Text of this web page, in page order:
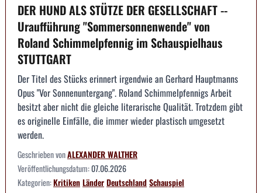
DER HUND ALS STÜTZE DER GESELLSCHAFT --
Uraufführung "Sommersonnenwende" von
Roland Schimmelpfennig im Schauspielhaus
STUTTGART
Der Titel des Stücks erinnert irgendwie an Gerhard Hauptmanns
Opus "Vor Sonnenuntergang". Roland Schimmelpfennigs Arbeit
besitzt aber nicht die gleiche literarische Qualität. Trotzdem gibt
es originelle Einfälle, die immer wieder plastisch umgesetzt
werden.
Geschrieben vonALEXANDER WALTHER
Veröffentlichungsdatum:07.06.2026
Kategorien:KritikenLänderDeutschlandSchauspiel